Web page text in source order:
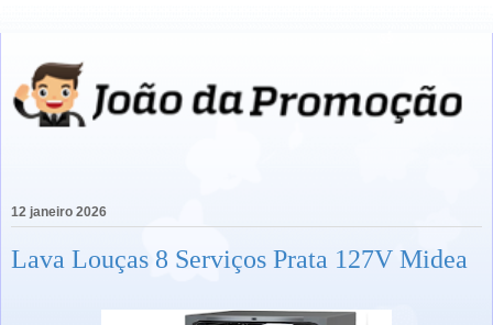
12 janeiro 2026
Lava Louças 8 Serviços Prata 127V Midea